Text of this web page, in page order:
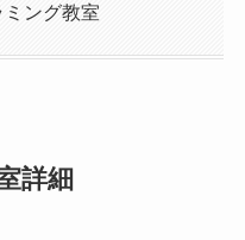
ング教室
詳細